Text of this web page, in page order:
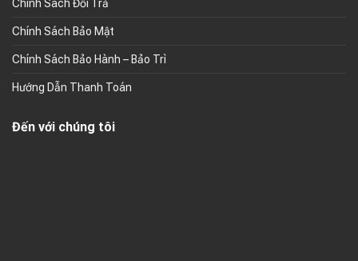
Chính Sách Đổi Trả
Chính Sách Bảo Mật
Chính Sách Bảo Hành – Bảo Trì
Hướng Dẫn Thanh Toán
Đến với chúng tôi